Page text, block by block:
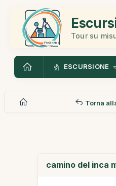
Tour su
ESCURSIONE
Torna
camino del inca